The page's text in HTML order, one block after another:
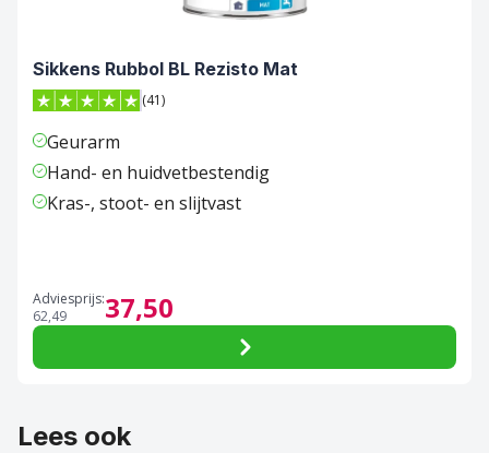
Sikkens Rubbol BL Rezisto Mat
(41)
Geurarm
Hand- en huidvetbestendig
Kras-, stoot- en slijtvast
37,50
Adviesprijs:
62,49
Lees ook